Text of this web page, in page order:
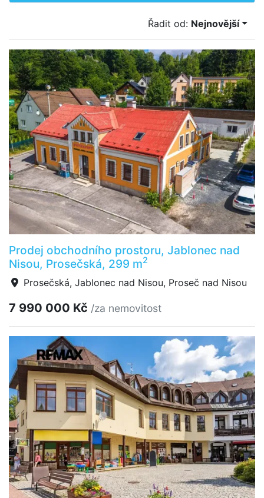
Řadit od: Nejnovější
Prodej obchodního prostoru, Jablonec nad
Nisou, Prosečská, 299 m2
Prosečská, Jablonec nad Nisou, Proseč nad Nisou
7 990 000 Kč /za nemovitost